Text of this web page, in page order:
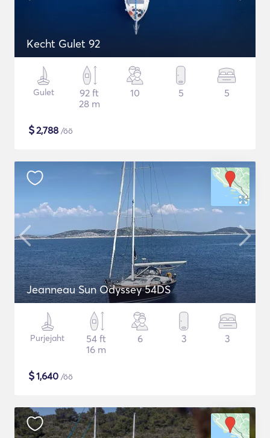
Kecht Gulet 92
Gulet
92 ft
28 m
10 5 5
$2,788 /öö
Jeanneau Sun Odyssey 54DS
Purjejaht
54 ft
16 m
6 3 3
$1,640 /öö